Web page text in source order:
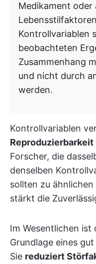
Medikament oder
Kontrollvariablen
beobachteten
Zusammenhang
und nicht durch
werden.
Kontrollvariablen
Forscher, die
denselben
sollten zu
stärkt die
Im Wesentlichen ist
Grundlage eines
Sie reduziert